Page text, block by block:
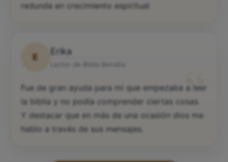
redunda en crecimiento espiritual
E
Erika
“
Fue de gran ayuda para mi que empezaba a leer
la biblia y no podía comprender ciertas cosas.
Y destacar que en más de una ocasión dios me
hablo a través de sus mensajes.